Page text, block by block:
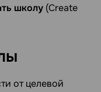
школу (Create
от целевой